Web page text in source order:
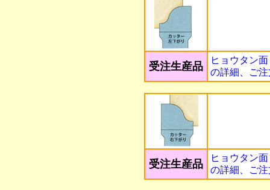
受注生産品
ヒョウタン
の詳細、ご
受注生産品
ヒョウタン
の詳細、ご